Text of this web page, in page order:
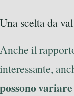
Una scelta da
Anche il
interessante,
possono variare